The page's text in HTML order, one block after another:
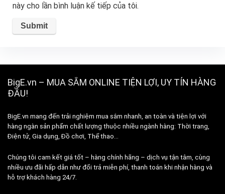
này cho lần bình luận kế tiếp của tôi.
BigE.vn – MUA SẮM ONLINE TIỆN LỢI, UY TÍN HÀNG
ĐẦU!
BigE.vn mang đến trải nghiệm mua sắm nhanh, an toàn và tiện lợi với
hàng ngàn sản phẩm chất lượng thuộc nhiều ngành hàng: Thời trang,
Điện tử, Gia dụng, Đồ chơi, Thể thao…
Chúng tôi cam kết giá tốt – hàng chính hãng – dịch vụ tận tâm, cùng
nhiều ưu đãi hấp dẫn như đổi trả miễn phí, thanh toán khi nhận hàng và
hỗ trợ khách hàng 24/7.